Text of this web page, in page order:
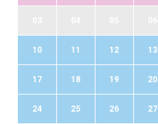
10 11 12 13
17 18 19 20
24 25 26 27